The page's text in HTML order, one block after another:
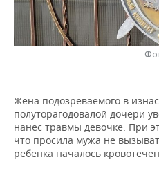
НЕФТЕХИМИЯ
НЕФТЬ
ЭНЕРГЕТИКА
РОЗНИЧНАЯ ТОРГОВЛЯ
НОВОСТИ ТЕХНОЛОГИЙ
ТЕЛЕКОММУНИКАЦИИ
МЕРОПРИЯТИЯ
НОВОСТИ МЕРОПРИЯТИЙ
БИЗНЕС-БРАНЧИ
ONLINE-КОНФЕРЕНЦИИ
ФУТБОЛ
ХОККЕЙ
НОВОСТИ ОБЩЕСТВА
ВЛАСТЬ
ФОТОГАЛЕРЕЯ
СЮЖЕТЫ
Жена подозреваемого в
полуторагодовалой дочери
нанес травмы девочке. При
что просила мужа не
ребенка началось